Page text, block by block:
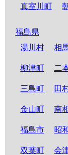
真室川町
福島県
湯川村
相
柳津町 二
三島町 田
金山町 南
福島市 昭
双葉町 会